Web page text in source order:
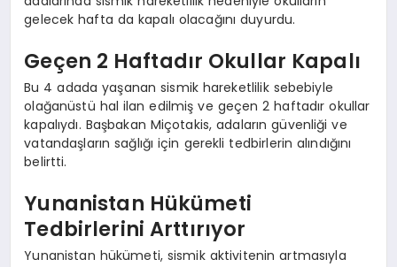
gelecek hafta da kapalı olacağını duyurdu.
Geçen 2 Haftadır Okullar Kapalı
Bu 4 adada yaşanan sismik hareketlilik sebebiyle
olağanüstü hal ilan edilmiş ve geçen 2 haftadır okullar
kapalıydı. Başbakan Miçotakis, adaların güvenliği ve
vatandaşların sağlığı için gerekli tedbirlerin alındığını
belirtti.
Yunanistan Hükümeti
Tedbirlerini Arttırıyor
Yunanistan hükümeti, sismik aktivitenin artmasıyla